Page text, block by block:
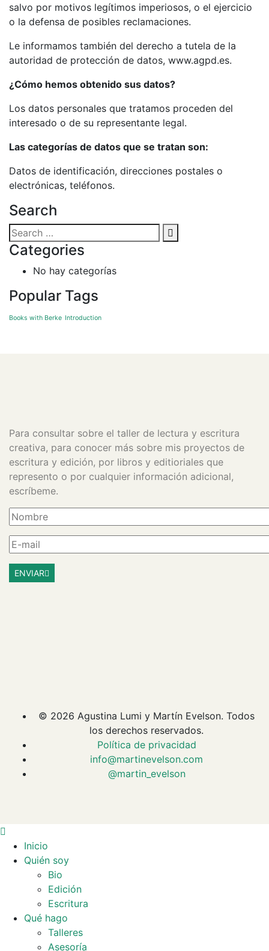
salvo por motivos legítimos imperiosos, o el ejercicio
o la defensa de posibles reclamaciones.
Le informamos también del derecho a tutela de la
autoridad de protección de datos, www.agpd.es.
¿Cómo hemos obtenido sus datos?
Los datos personales que tratamos proceden del
interesado o de su representante legal.
Las categorías de datos que se tratan son:
Datos de identificación, direcciones postales o
electrónicas, teléfonos.
Search
Categories
No hay categorías
Popular Tags
Books with Berke Introduction
Para consultar sobre el taller de lectura y escritura
creativa, para conocer más sobre mis proyectos de
escritura y edición, por libros y editioriales que
represento o por cualquier información adicional,
escríbeme.
ENVIAR
© 2026 Agustina Lumi y Martín Evelson. Todos
los derechos reservados.
Política de privacidad
info@martinevelson.com
@martin_evelson
Inicio
Quién soy
Bio
Edición
Escritura
Qué hago
Talleres
Asesoría